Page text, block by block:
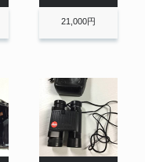
21,000円